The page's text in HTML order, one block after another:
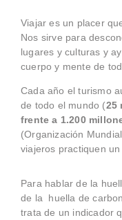
Viajar es un placer
Nos sirve para
lugares y culturas y
cuerpo y mente de
Cada año el turismo
de todo el mundo (25
frente a 1.200
(Organización
viajeros practiquen
Para hablar de la
de la huella de
trata de un indicador